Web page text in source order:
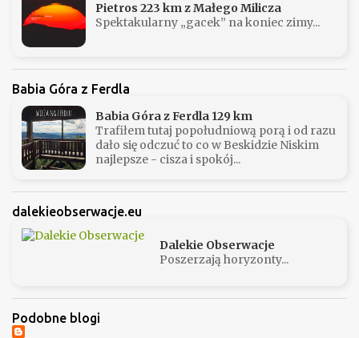
Pietros 223 km z Małego Milicza
Spektakularny „gacek” na koniec zimy...
Babia Góra z Ferdla
Babia Góra z Ferdla 129 km
Trafiłem tutaj popołudniową porą i od razu
dało się odczuć to co w Beskidzie Niskim
najlepsze - cisza i spokój...
dalekieobserwacje.eu
Dalekie Obserwacje
Poszerzają horyzonty...
Podobne blogi